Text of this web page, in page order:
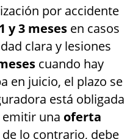
por accidente
1 y 3 mesesen casos
clara y lesiones
cuando hay
en juicio, el plazo se
está obligada
emitir una oferta
de lo contrario, debe